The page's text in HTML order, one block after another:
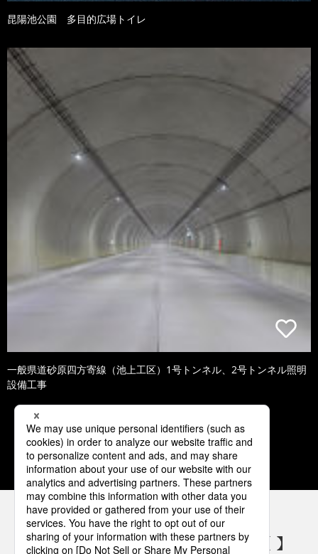
昆陽池公園 多目的広場トイレ
一般県道砂原四方寄線（池上工区）1号トンネル、2号トンネル照明
設備工事
1 2 3 4 5
パナソニックの電気設備 SNSアカウント